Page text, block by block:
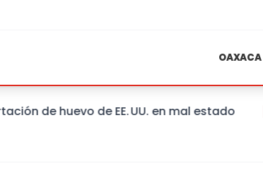
OAXACA
huevo de EE. UU. en mal estado